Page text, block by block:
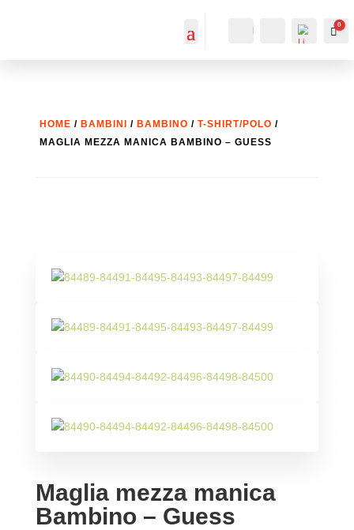
IL MIO
ACCOUNT
ACCOUNT
Cerca...
0
HOME / BAMBINI / BAMBINO / T-SHIRT/POLO /
MAGLIA MEZZA MANICA BAMBINO – GUESS
Maglia mezza manica
Bambino – Guess